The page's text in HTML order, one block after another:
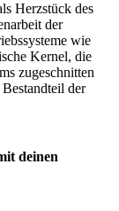
Herzstück des
der
wie
Kernel, die
zugeschnitten
der
deinen